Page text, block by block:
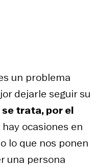
un problema
dejarle seguir su
se trata, por el
ocasiones en
lo que nos ponen
una persona